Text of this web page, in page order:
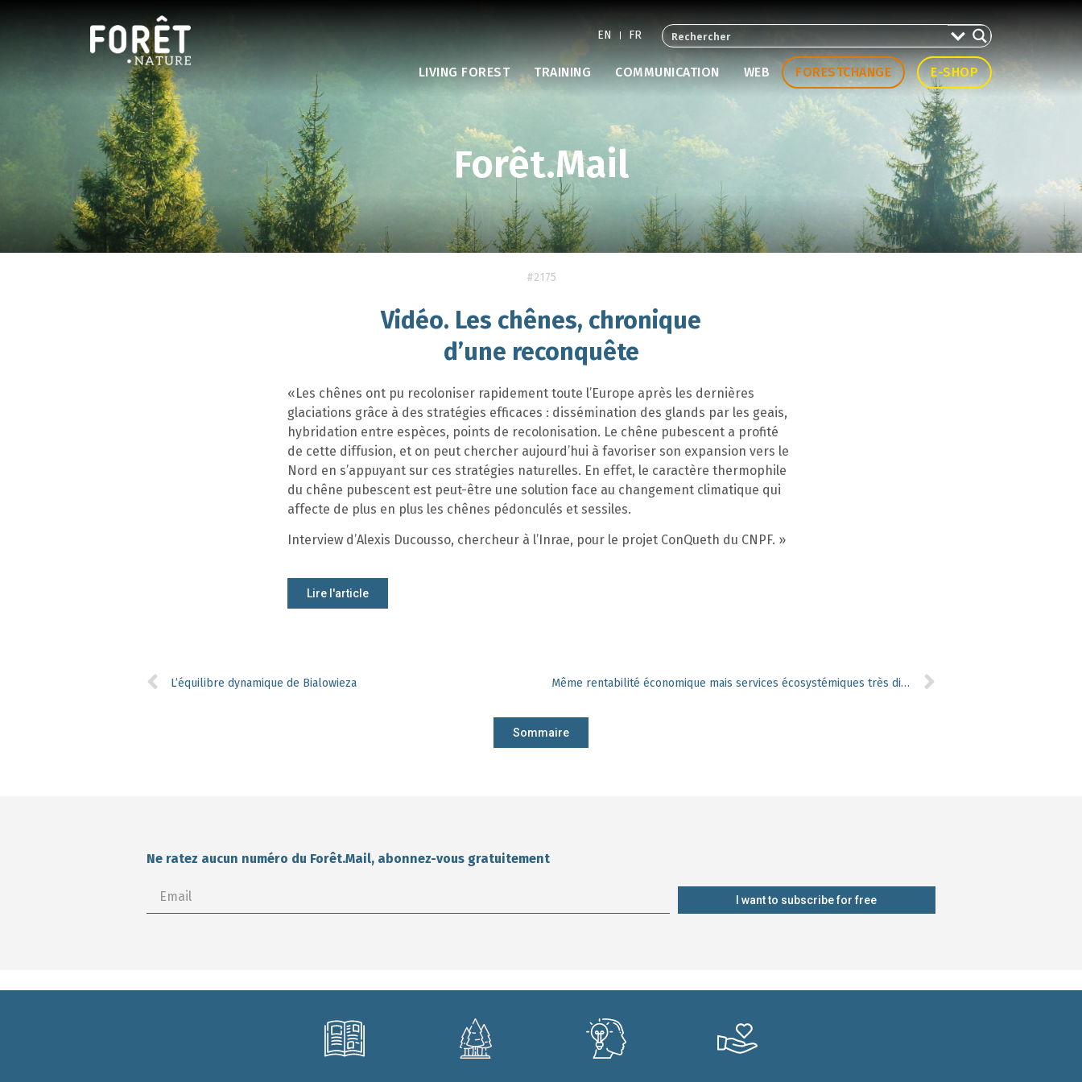
EN FR
LIVING FOREST TRAINING COMMUNICATION WEB FORESTCHANGE E-SHOP
Forêt.Mail
#2175
Vidéo. Les chênes, chronique
d’une reconquête
«Les chênes ont pu recoloniser rapidement toute l’Europe après les dernières
glaciations grâce à des stratégies efficaces : dissémination des glands par les geais,
hybridation entre espèces, points de recolonisation. Le chêne pubescent a profité
de cette diffusion, et on peut chercher aujourd’hui à favoriser son expansion vers le
Nord en s’appuyant sur ces stratégies naturelles. En effet, le caractère thermophile
du chêne pubescent est peut-être une solution face au changement climatique qui
affecte de plus en plus les chênes pédonculés et sessiles.
Interview d’Alexis Ducousso, chercheur à l’Inrae, pour le projet ConQueth du CNPF. »
Lire l'article
L’équilibre dynamique de Bialowieza Même rentabilité économique mais services écosystémiques très différents !
Sommaire
Ne ratez aucun numéro du Forêt.Mail, abonnez-vous gratuitement
I want to subscribe for free